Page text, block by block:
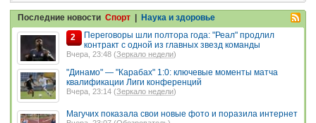
Последние новости Спорт | Наука и здоровье
2
Переговоры шли полтора года: "Реал" продлил
контракт с одной из главных звезд команды
Вчера, 23:48 (Зеркало недели)
"Динамо" — "Карабах" 1:0: ключевые моменты матча
квалификации Лиги конференций
Вчера, 23:14 (Зеркало недели)
Магучих показала свои новые фото и поразила интернет